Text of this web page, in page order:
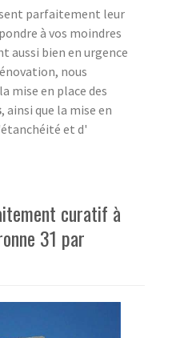
parfaitement leur
à vos moindres
aussi bien en urgence
nous
mise en place des
, ainsi que la mise en
et d'
curatif à
31 par